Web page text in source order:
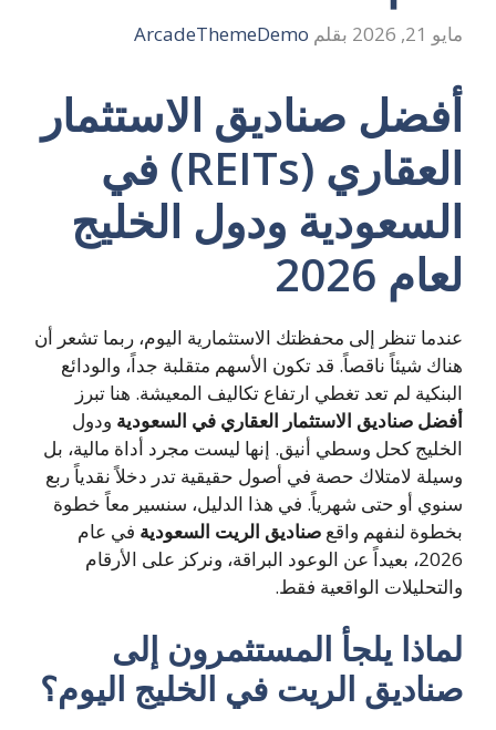
مايو 21, 2026 بقلم ArcadeThemeDemo
أفضل صناديق الاستثمار
العقاري (REITs) في
السعودية ودول الخليج
لعام 2026
عندما تنظر إلى محفظتك الاستثمارية اليوم، ربما تشعر أن
هناك شيئاً ناقصاً. قد تكون الأسهم متقلبة جداً، والودائع
البنكية لم تعد تغطي ارتفاع تكاليف المعيشة. هنا تبرز
أفضل صناديق الاستثمار العقاري في السعودية ودول
الخليج كحل وسطي أنيق. إنها ليست مجرد أداة مالية، بل
وسيلة لامتلاك حصة في أصول حقيقية تدر دخلاً نقدياً ربع
سنوي أو حتى شهرياً. في هذا الدليل، سنسير معاً خطوة
بخطوة لنفهم واقع صناديق الريت السعودية في عام
2026، بعيداً عن الوعود البراقة، ونركز على الأرقام
والتحليلات الواقعية فقط.
لماذا يلجأ المستثمرون إلى
صناديق الريت في الخليج اليوم؟